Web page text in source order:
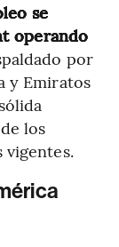
se
operando
por
y Emiratos
los